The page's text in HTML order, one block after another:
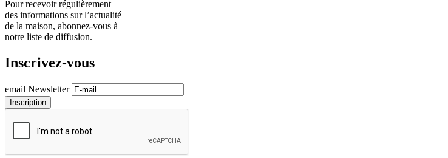
Pour recevoir régulièrement
des informations sur l’actualité
de la maison, abonnez-vous à
notre liste de diffusion.
Inscrivez-vous
email Newsletter